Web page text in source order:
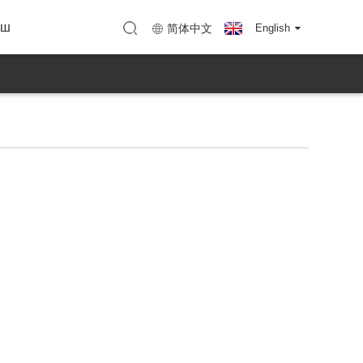
简体中文 English